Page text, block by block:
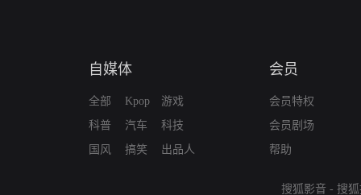
自媒体
全部
科普
国风
Kpop
汽车
搞笑
游戏
科技
出品人
会员
会员特权
会员剧场
帮助
搜狐影音 - 搜